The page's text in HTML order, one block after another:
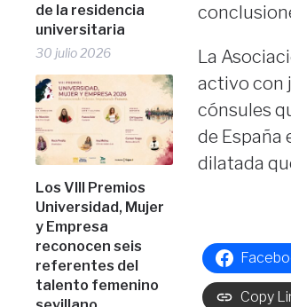
de la residencia
universitaria
30 julio 2026
Los VIII Premios
Universidad, Mujer
y Empresa
reconocen seis
referentes del
talento femenino
La
activo con
cónsules
de España
dilatada
Copy